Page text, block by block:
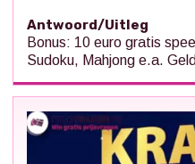
Antwoord/Uitleg
Bonus: 10 euro gratis
Sudoku, Mahjong e.a.